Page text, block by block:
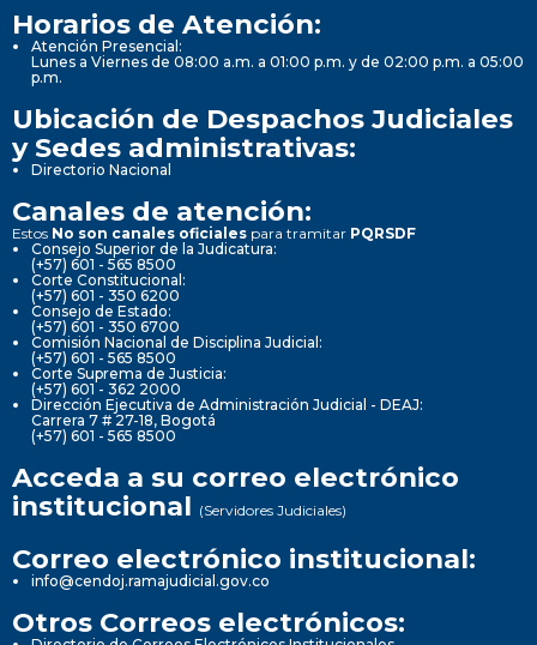
Horarios de Atención:
Atención Presencial:
Lunes a Viernes de 08:00 a.m. a 01:00 p.m. y de 02:00 p.m. a 05:00
p.m.
Ubicación de Despachos Judiciales
y Sedes administrativas:
Directorio Nacional
Canales de atención:
Estos No son canales oficiales para tramitar PQRSDF
Consejo Superior de la Judicatura:
(+57) 601 - 565 8500
Corte Constitucional:
(+57) 601 - 350 6200
Consejo de Estado:
(+57) 601 - 350 6700
Comisión Nacional de Disciplina Judicial:
(+57) 601 - 565 8500
Corte Suprema de Justicia:
(+57) 601 - 362 2000
Dirección Ejecutiva de Administración Judicial - DEAJ:
Carrera 7 # 27-18, Bogotá
(+57) 601 - 565 8500
Acceda a su correo electrónico
institucional (Servidores Judiciales)
Correo electrónico institucional:
info@cendoj.ramajudicial.gov.co
Otros Correos electrónicos: